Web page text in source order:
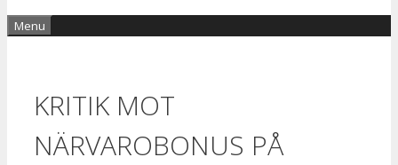
Menu
KRITIK MOT
NÄRVAROBONUS PÅ